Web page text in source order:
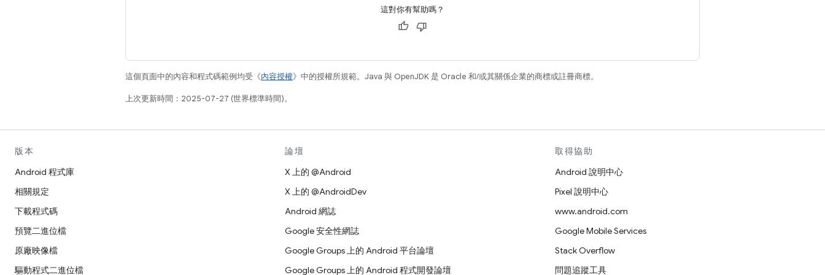
這對你有幫助嗎？
這個頁面中的內容和程式碼範例均受《內容授權》中的授權所規範。Java 與 OpenJDK 是 Oracle 和/或其關係企業的商標或註冊商標。
上次更新時間：2025-07-27 (世界標準時間)。
版本
Android 程式庫
相關規定
下載程式碼
預覽二進位檔
原廠映像檔
驅動程式二進位檔
論壇
X 上的 @Android
X 上的 @AndroidDev
Android 網誌
Google 安全性網誌
Google Groups 上的 Android 平台論壇
Google Groups 上的 Android 程式開發論壇
取得協助
Android 說明中心
Pixel 說明中心
www.android.com
Google Mobile Services
Stack Overflow
問題追蹤工具